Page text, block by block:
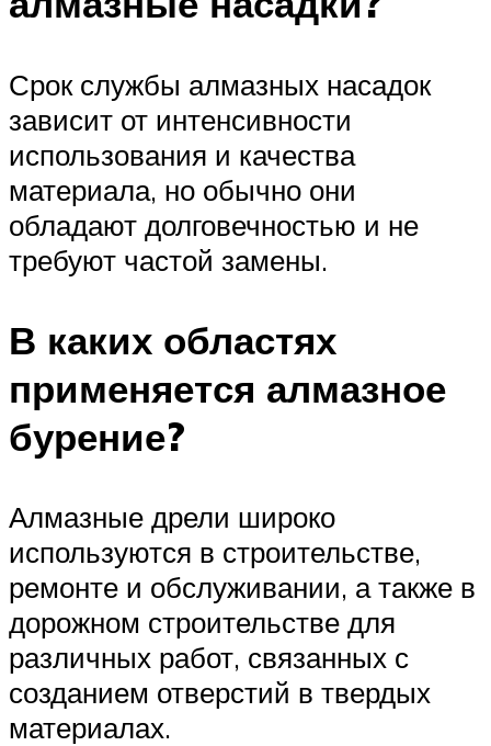
Срок службы алмазных насадок
зависит от интенсивности
использования и качества
материала, но обычно они
обладают долговечностью и не
требуют частой замены.
В каких областях
применяется алмазное
бурение?
Алмазные дрели широко
используются в строительстве,
ремонте и обслуживании, а также в
дорожном строительстве для
различных работ, связанных с
созданием отверстий в твердых
материалах.